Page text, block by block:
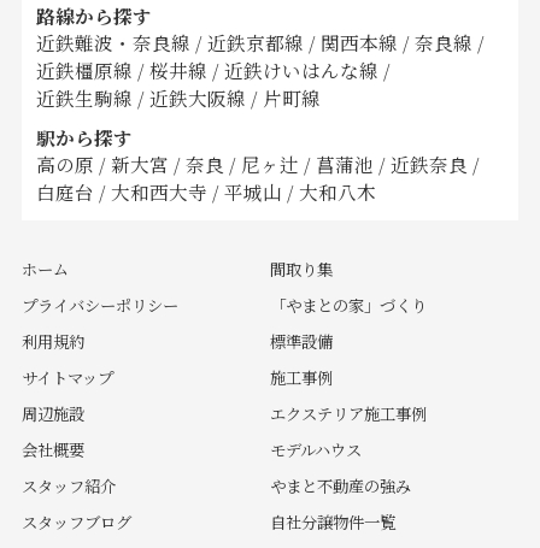
路線から探す
近鉄難波・奈良線 / 近鉄京都線 / 関西本線 / 奈良線 /
近鉄橿原線 / 桜井線 / 近鉄けいはんな線 /
近鉄生駒線 / 近鉄大阪線 / 片町線
駅から探す
高の原 / 新大宮 / 奈良 / 尼ヶ辻 / 菖蒲池 / 近鉄奈良 /
白庭台 / 大和西大寺 / 平城山 / 大和八木
ホーム
プライバシーポリシー
利用規約
サイトマップ
周辺施設
会社概要
スタッフ紹介
スタッフブログ
間取り集
「やまとの家」づくり
標準設備
施工事例
エクステリア施工事例
モデルハウス
やまと不動産の強み
自社分譲物件一覧